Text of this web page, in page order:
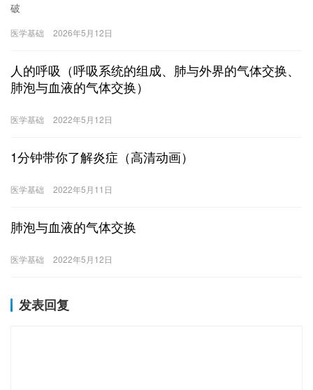
破
医学基础 2026年5月12日
人的呼吸（呼吸系统的组成、肺与外界的气体交换、
肺泡与血液的气体交换）
医学基础 2022年5月12日
1分钟带你了解炎症（高清动画）
医学基础 2022年5月11日
肺泡与血液的气体交换
医学基础 2022年5月12日
发表回复